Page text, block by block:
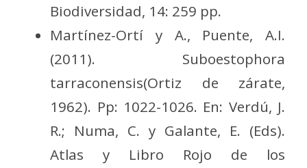
Biodiversidad, 14: 259 pp.
Martínez-Ortí y A., Puente, A.I.
(2011). Suboestophora
tarraconensis(Ortiz de zárate,
1962). Pp: 1022-1026. En: Verdú, J.
R.; Numa, C. y Galante, E. (Eds).
Atlas y Libro Rojo de los